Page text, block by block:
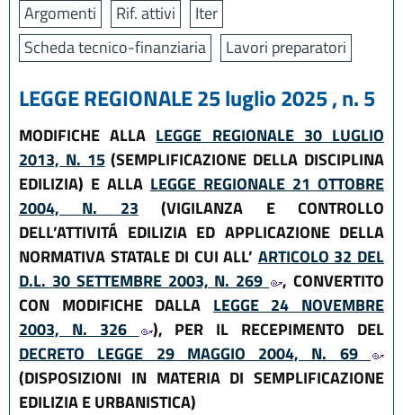
Argomenti Rif. attivi
Iter
Scheda tecnico-finanziaria
Lavori preparatori
LEGGE REGIONALE 25 luglio 2025 , n. 5
MODIFICHE ALLA LEGGE REGIONALE 30 LUGLIO
2013, N. 15(SEMPLIFICAZIONE DELLA DISCIPLINA
EDILIZIA) E ALLA LEGGE REGIONALE 21 OTTOBRE
2004, N. 23 (VIGILANZA E CONTROLLO
DELL’ATTIVITÁ EDILIZIA ED APPLICAZIONE DELLA
NORMATIVA STATALE DI CUI ALL’ ARTICOLO 32 DEL
D.L. 30 SETTEMBRE 2003, N. 269
, CONVERTITO
CON MODIFICHE DALLA LEGGE 24 NOVEMBRE
2003, N. 326
), PER IL RECEPIMENTO DEL
DECRETO LEGGE 29 MAGGIO 2004, N. 69
(DISPOSIZIONI IN MATERIA DI SEMPLIFICAZIONE
EDILIZIA E URBANISTICA)